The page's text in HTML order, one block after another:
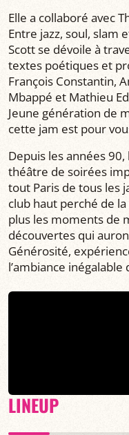
Elle a collaboré avec
Entre jazz, soul, slam
Scott se dévoile à
textes poétiques et
François Constantin,
Mbappé et Mathieu
Jeune génération de
cette jam est pour
Depuis les années
théâtre de soirées
tout Paris de tous les
club haut perché de
plus les moments de
découvertes qui
Générosité,
l’ambiance
LINEUP